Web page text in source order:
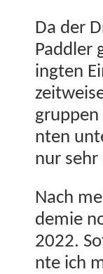
Da der
Pad­dler
ingten
nten
nur sehr
Nach
demie
2022.
nte ich